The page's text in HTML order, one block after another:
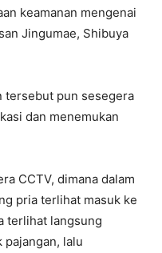
keamanan mengenai
Jingumae, Shibuya
tersebut pun sesegera
dan menemukan
CCTV, dimana dalam
pria terlihat masuk ke
terlihat langsung
pajangan, lalu